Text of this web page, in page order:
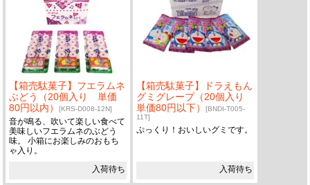
【箱売駄菓子】フエラムネ
ぶどう（20個入り 単価
80円以内）[KRS-D008-12N]
音が鳴る、吹いて楽しい食べて
美味しいフエラムネのぶどう
味。 小箱にお楽しみのおもち
ゃ入り。
入荷待ち
【箱売駄菓子】ドラえもん
グミグレープ（20個入り
単価80円以下）[BNDI-T005-
11T]
ぷっくり！おいしいグミです。
入荷待ち